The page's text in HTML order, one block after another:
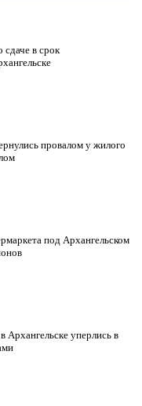
сдаче в срок
провалом у жилого
под Архангельском
уперлись в